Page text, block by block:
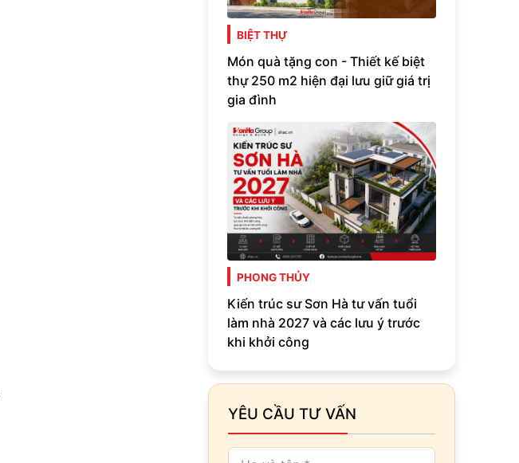
BIỆT THỰ
Món quà tặng con - Thiết kế biệt
thự 250 m2 hiện đại lưu giữ giá trị
gia đình
PHONG THỦY
Kiến trúc sư Sơn Hà tư vấn tuổi
làm nhà 2027 và các lưu ý trước
khi khởi công
YÊU CẦU TƯ VẤN